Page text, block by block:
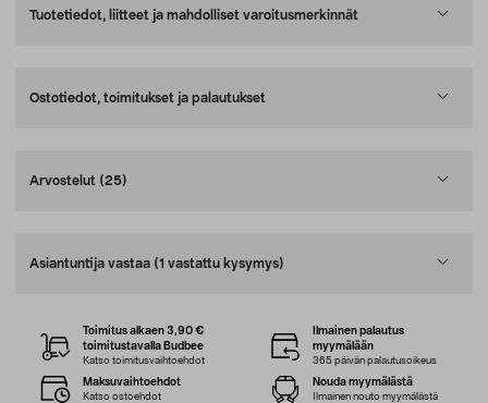
Tuotetiedot, liitteet ja mahdolliset varoitusmerkinnät
Ostotiedot, toimitukset ja palautukset
Arvostelut (25)
Asiantuntija vastaa (1 vastattu kysymys)
Toimitus alkaen 3,90 €
toimitustavalla Budbee
Katso toimitusvaihtoehdot
Ilmainen palautus
myymälään
365 päivän palautusoikeus
Maksuvaihtoehdot
Katso ostoehdot
Nouda myymälästä
Ilmainen nouto myymälästä